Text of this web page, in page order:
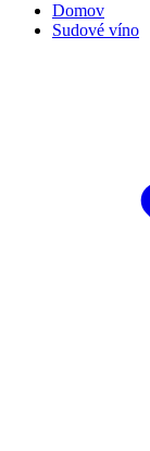
Domov
Sudové víno